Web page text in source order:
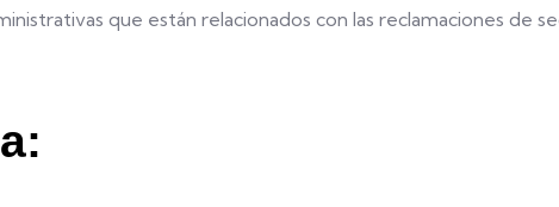
que están relacionados con las reclamaciones de